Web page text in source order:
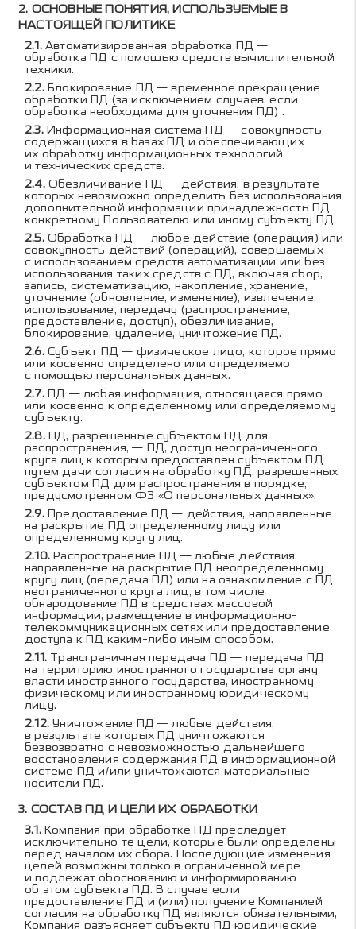
ОСНОВНЫЕ ПОНЯТИЯ, ИСПОЛЬЗУЕМЫЕ В
НАСТОЯЩЕЙ ПОЛИТИКЕ
Автоматизированная обработка ПД —
обработка ПД с помощью средств вычислительной
техники.
Блокирование ПД — временное прекращение
обработки ПД (за исключением случаев, если
обработка необходима для уточнения ПД) .
Информационная система ПД — совокупность
содержащихся в базах ПД и обеспечивающих
их обработку информационных технологий
и технических средств.
Обезличивание ПД — действия, в результате
которых невозможно определить без использования
дополнительной информации принадлежность ПД
конкретному Пользователю или иному субъекту ПД.
Обработка ПД — любое действие (операция) или
совокупность действий (операций), совершаемых
с использованием средств автоматизации или без
использования таких средств с ПД, включая сбор,
запись, систематизацию, накопление, хранение,
уточнение (обновление, изменение), извлечение,
использование, передачу (распространение,
предоставление, доступ), обезличивание,
блокирование, удаление, уничтожение ПД.
Субъект ПД — физическое лицо, которое прямо
или косвенно определено или определяемо
с помощью персональных данных.
ПД — любая информация, относящаяся прямо
или косвенно к определенному или определяемому
субъекту.
ПД, разрешенные субъектом ПД для
распространения, — ПД, доступ неограниченного
круга лиц к которым предоставлен субъектом ПД
путем дачи согласия на обработку ПД, разрешенных
субъектом ПД для распространения в порядке,
предусмотренном ФЗ «О персональных данных».
Предоставление ПД — действия, направленные
на раскрытие ПД определенному лицу или
определенному кругу лиц.
Распространение ПД — любые действия,
направленные на раскрытие ПД неопределенному
кругу лиц (передача ПД) или на ознакомление с ПД
неограниченного круга лиц, в том числе
обнародование ПД в средствах массовой
информации, размещение в информационно-
телекоммуникационных сетях или предоставление
доступа к ПД каким-либо иным способом.
Трансграничная передача ПД — передача ПД
на территорию иностранного государства органу
власти иностранного государства, иностранному
физическому или иностранному юридическому
лицу.
Уничтожение ПД — любые действия,
в результате которых ПД уничтожаются
безвозвратно с невозможностью дальнейшего
восстановления содержания ПД в информационной
системе ПД и/или уничтожаются материальные
носители ПД.
СОСТАВ ПД И ЦЕЛИ ИХ ОБРАБОТКИ
Компания при обработке ПД преследует
исключительно те цели, которые были определены
перед началом их сбора. Последующие изменения
целей возможны только в ограниченной мере
и подлежат обоснованию и информированию
об этом субъекта ПД. В случае если
предоставление ПД и (или) получение Компанией
согласия на обработку ПД являются обязательными,
Компания разъясняет субъекту ПД юридические